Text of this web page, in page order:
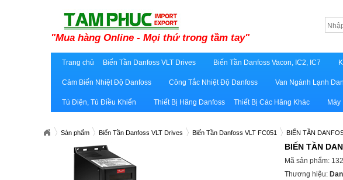
"Mua hàng Online - Mọi thứ trong tầm tay"
Trang chủ Biến Tần Danfoss VLT Drives Biến Tần Danfoss Vacon, IC2, IC7
Cảm Biến Nhiệt Độ Danfoss Công Tắc Nhiệt Độ Danfoss Van Ngành Lạnh
Tủ Điện, Tủ Điều Khiển Thiết Bị Hãng Danfoss Thiết Bị Các Hãng Khác Máy
Sản phẩm Biến Tần Danfoss VLT Drives Biến Tần Danfoss VLT FC051 BIẾN TẦN
BIẾN TẦN
Mã sản phẩm:
Thương hiệu: